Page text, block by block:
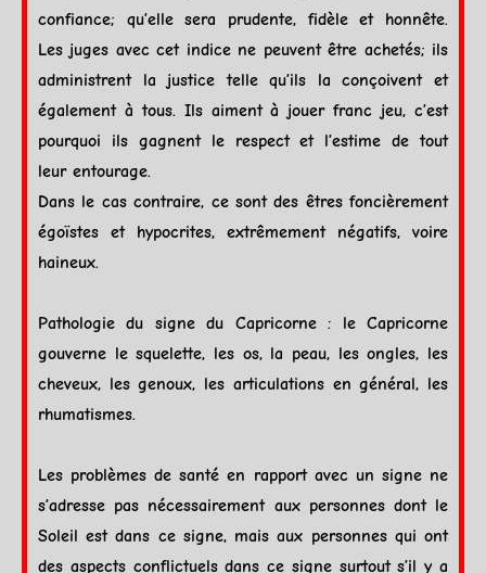
confiance; qu’elle sera prudente, fidèle et honnête.
Les juges avec cet indice ne peuvent être achetés; ils
administrent la justice telle qu’ils la conçoivent et
également à tous. Ils aiment à jouer franc jeu, c’est
pourquoi ils gagnent le respect et l’estime de tout
leur entourage.
Dans le cas contraire, ce sont des êtres foncièrement
égoïstes et hypocrites, extrêmement négatifs, voire
haineux.
Pathologie du signe du Capricorne: leCapricorne
gouverne le squelette, les os, la peau, les ongles, les
cheveux, les genoux, les articulations en général, les
rhumatismes.
Les problèmes de santé en rapport avec un signe ne
s’adresse pas nécessairement aux personnes dont le
Soleil est dans ce signe, mais aux personnes qui ont
des aspectsconflictuels dans ce signe surtout s’il y a